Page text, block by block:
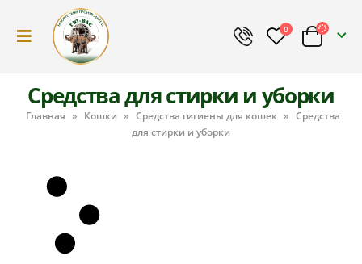
0
Средства для стирки и уборки
Главная » Кошки » Средства гигиены для кошек » Средства
для стирки и уборки